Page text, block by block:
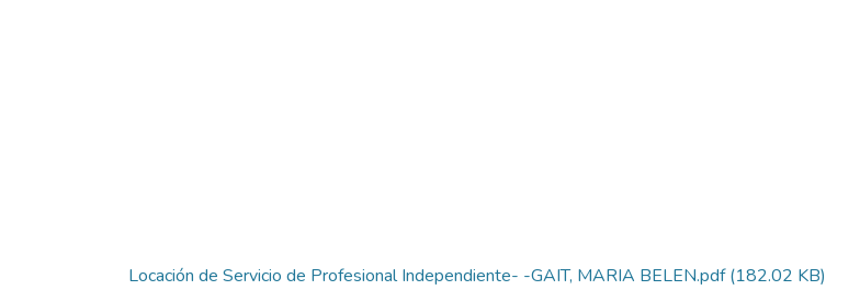
Locación de Servicio de Profesional Independiente- -GAIT, MARIA BELEN.pdf(182.02 KB)